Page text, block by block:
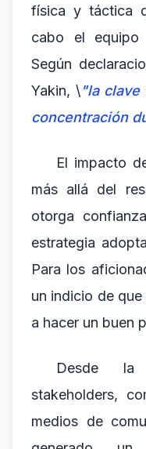
física y táctica
cabo el equipo
Según
Yakin, \"la clave
concentración
El impacto
más allá del
otorga
estrategia
Para los
un indicio de
a hacer un buen
Desde
stakeholders,
medios de